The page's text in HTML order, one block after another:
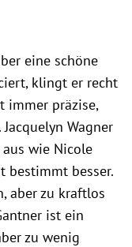
eine schöne
klingt er recht
immer präzise,
Wagner
wie Nicole
bestimmt besser.
aber zu kraftlos
ist ein
zu wenig